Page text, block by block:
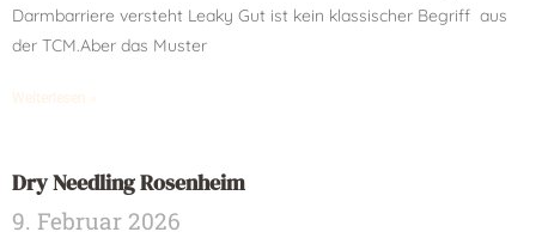
Darmbarriere versteht Leaky Gut ist kein klassischer Begriff aus
der TCM.Aber das Muster
Weiterlesen »
Dry Needling Rosenheim
9. Februar 2026